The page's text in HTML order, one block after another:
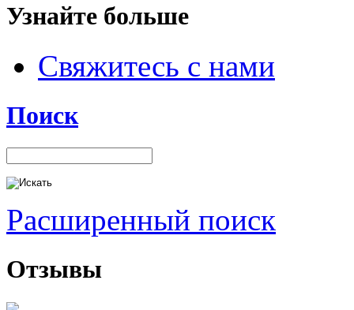
Узнайте больше
Свяжитесь с нами
Поиск
Расширенный поиск
Отзывы